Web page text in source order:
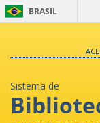
BRASIL
Sistema de